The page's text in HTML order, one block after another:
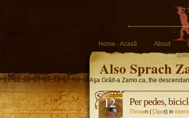
Home - Acasă About
Also Sprach
Aşa Grăit-a Zamo.ca, the
12
nov
Per pedes,
Thrown (Ţâpat) in